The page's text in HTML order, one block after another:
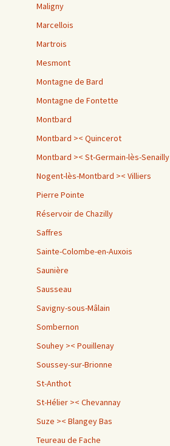
Maligny
Marcellois
Martrois
Mesmont
Montagne de Bard
Montagne de Fontette
Montbard
Montbard >< Quincerot
Montbard >< St-Germain-lès-Senailly
Nogent-lès-Montbard >< Villiers
Pierre Pointe
Réservoir de Chazilly
Saffres
Sainte-Colombe-en-Auxois
Saunière
Sausseau
Savigny-sous-Mâlain
Sombernon
Souhey >< Pouillenay
Soussey-sur-Brionne
St-Anthot
St-Hélier >< Chevannay
Suze >< Blangey Bas
Teureau de Fache